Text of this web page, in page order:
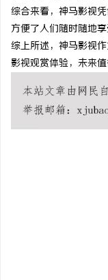
综合来看，神马影视
方便了人们随时随地
综上所述，神马影视
影视观赏体验，未来
秘！专业充电桩项目软
些行业秘诀？